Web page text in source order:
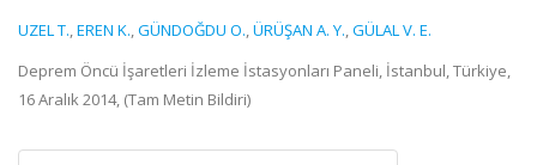
UZEL T.,EREN K.,GÜNDOĞDU O.,ÜRÜŞAN A. Y.,GÜLAL V. E.
Deprem Öncü İşaretleri İzleme İstasyonları Paneli, İstanbul, Türkiye,
16 Aralık 2014, (Tam Metin Bildiri)